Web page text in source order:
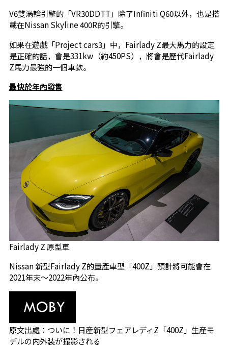
V6雙渦輪引擎的「VR30DDTT」除了Infiniti Q60以外，也是搭
載在Nissan Skyline 400R的引擎。
如果在遊戲「Project cars3」中，Fairlady Z最大馬力的設定
是正確的話，會是331kw（約450PS），將會是歷代Fairlady
Z馬力最強的一個車款。
最快於年內發售
Fairlady Z 原型車
Nissan 新型Fairlady Z的量產車型「400Z」預計將可能會在
2021年末～2022年內公布。
原文出處： ついに！日産新型フェアレディZ「400Z」生産モ
デルの内外装が撮影される